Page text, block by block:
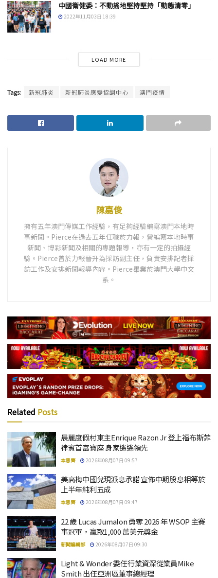
中國衛健委：不動搖地堅持堅持「動態清零」
2022年11月03日 18:39
LOAD MORE
Tags: 新冠肺炎 新冠肺炎應變協調中心 澳門疫情
陳嘉俊
擁有五年澳門傳媒工作經驗，有足夠經驗編寫澳門本地時
事新聞。Pierce在過去五年任職於力報，曾編寫本地時事
新聞、博彩新聞及相關的專題報導，亦有一定的拍攝經
驗。Pierce曾於力報晉升為採訪副主任，負責安排記者採
訪工作及安排新聞報導內容。Pierce畢業於澳門大學中文
系。
Related Posts
晨麗度假村東主Enrique Razon Jr 登上福布斯菲
律賓首富寶座 身家遙遙領先
本思齊 2026年08月07日 09:57
美高梅中國兌現派息承諾 宣佈中期股息相等於
上半年純利五成
本思齊 2026年08月07日 09:47
22 歲 Lucas Jumalon 勇奪 2026 年 WSOP 主賽
事冠軍，贏取1,000 萬美元獎金
新聞編輯部 2026年08月07日 09:30
Light & Wonder 委任行業資深從業員Mike
Smith 出任亞洲區董事總經理